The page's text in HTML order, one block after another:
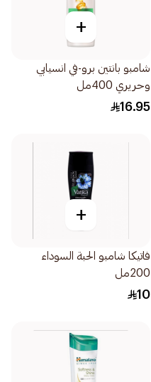
+
شامبو بانتين برو-في انسيابي
وحريري 400مل
16.95
+
فاتيكا شامبو الحبة السوداء
200مل
10